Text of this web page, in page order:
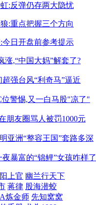
:反弹仍存两大隐忧
:重点把握三个方向
今日开盘前参考提示
涨,“中国大妈”解套了?
超强台风“利奇马”逼近
位警惕,又一白马股"凉了"
朋友圈骂人被罚1000元
亚洲“整容王国”套路多深
夜暴富的“锦鲤”女孩咋样了
上官 幽兰行天下
蒋律 股海潜蛟
A炼金师 先知窝窝